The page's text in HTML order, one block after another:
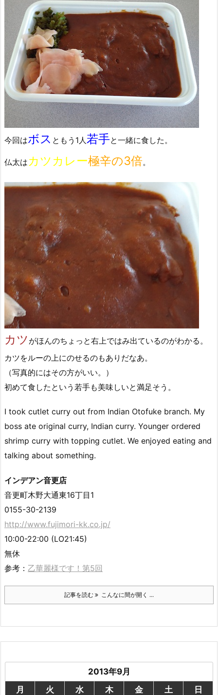
今回はボス ともう1人 若手と一緒に食した。
仏太は カツカレー極辛の3倍。
カツ がほんのちょっと右上ではみ出ているのがわかる。
カツをルーの上にのせるのもありだなあ。
（写真的にはその方がいい。）
初めて食したという若手も美味しいと満足そう。
I took cutlet curry out from Indian Otofuke branch. My
boss ate original curry, Indian curry. Younger ordered
shrimp curry with topping cutlet. We enjoyed eating and
talking about something.
インデアン音更店
音更町木野大通東16丁目1
0155-30-2139
http://www.fujimori-kk.co.jp/
10:00-22:00 (LO21:45)
無休
参考： 乙華麗様です！第5回
記事を読む こんなに間が開く ...
2013年9月
月
火 水 木 金 土
日